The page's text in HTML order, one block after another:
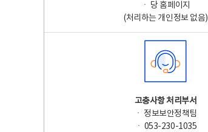
ㆍ 당 홈페이지
(처리하는 개인정보 없음)
고충사항 처리부서
ㆍ 정보보안정책팀
ㆍ 053-230-1035